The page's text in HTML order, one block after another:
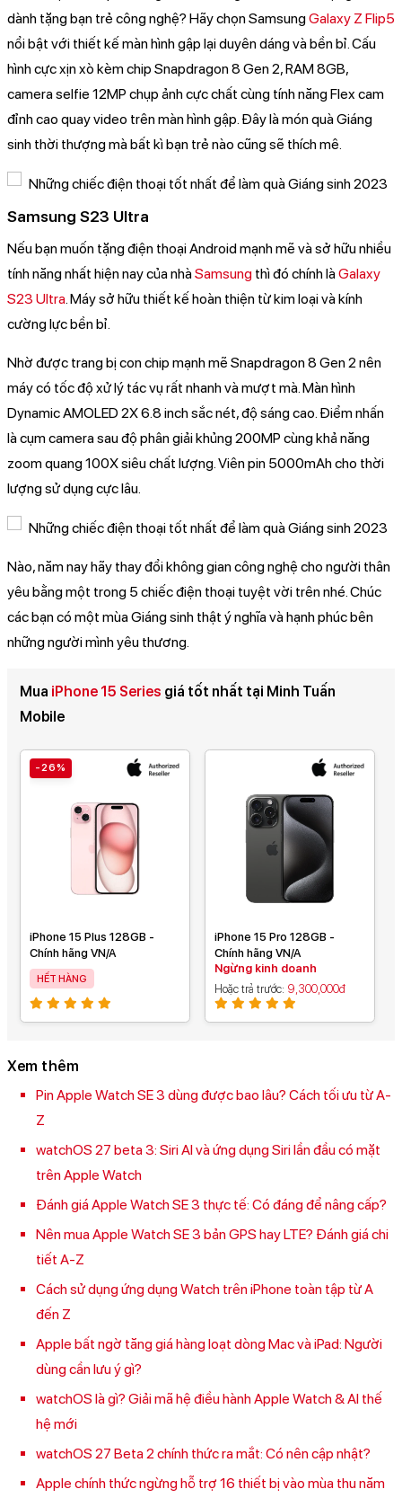
dành tặng bạn trẻ công nghệ? Hãy chọn SamsungGalaxy Z Flip5
nổi bật với thiết kế màn hình gập lại duyên dáng và bền bỉ. Cấu
hình cực xịn xò kèm chip Snapdragon 8 Gen 2, RAM 8GB,
camera selfie 12MP chụp ảnh cực chất cùng tính năng Flex cam
đỉnh cao quay video trên màn hình gập. Đây là món quà Giáng
sinh thời thượng mà bất kì bạn trẻ nào cũng sẽ thích mê.
Samsung S23 Ultra
Nếu bạn muốn tặng điện thoại Android mạnh mẽ và sở hữu nhiều
tính năng nhất hiện nay của nhàSamsung thì đó chính làGalaxy
S23 Ultra. Máy sở hữu thiết kế hoàn thiện từ kim loại và kính
cường lực bền bỉ.
Nhờ được trang bị con chip mạnh mẽ Snapdragon 8 Gen 2 nên
máy có tốc độ xử lý tác vụ rất nhanh và mượt mà. Màn hình
Dynamic AMOLED 2X 6.8 inch sắc nét, độ sáng cao. Điểm nhấn
là cụm camera sau độ phân giải khủng 200MP cùng khả năng
zoom quang 100X siêu chất lượng. Viên pin 5000mAh cho thời
lượng sử dụng cực lâu.
Nào, năm nay hãy thay đổi không gian công nghệ cho người thân
yêu bằng một trong 5 chiếc điện thoại tuyệt vời trên nhé. Chúc
các bạn có một mùa Giáng sinh thật ý nghĩa và hạnh phúc bên
những người mình yêu thương.
Mua iPhone 15 Series giá tốt nhất tại Minh Tuấn
Mobile
-26%
iPhone 15 Plus 128GB -
Chính hãng VN/A
HẾT HÀNG
iPhone 15 Pro 128GB -
Chính hãng VN/A
Ngừng kinh doanh
Hoặc trả trước 9,300,000đ
Xem thêm
Pin Apple Watch SE 3 dùng được bao lâu? Cách tối ưu từ A-
Z
watchOS 27 beta 3: Siri AI và ứng dụng Siri lần đầu có mặt
trên Apple Watch
Đánh giá Apple Watch SE 3 thực tế: Có đáng để nâng cấp?
Nên mua Apple Watch SE 3 bản GPS hay LTE? Đánh giá chi
tiết A-Z
Cách sử dụng ứng dụng Watch trên iPhone toàn tập từ A
đến Z
Apple bất ngờ tăng giá hàng loạt dòng Mac và iPad: Người
dùng cần lưu ý gì?
watchOS là gì? Giải mã hệ điều hành Apple Watch & AI thế
hệ mới
watchOS 27 Beta 2 chính thức ra mắt: Có nên cập nhật?
Apple chính thức ngừng hỗ trợ 16 thiết bị vào mùa thu năm